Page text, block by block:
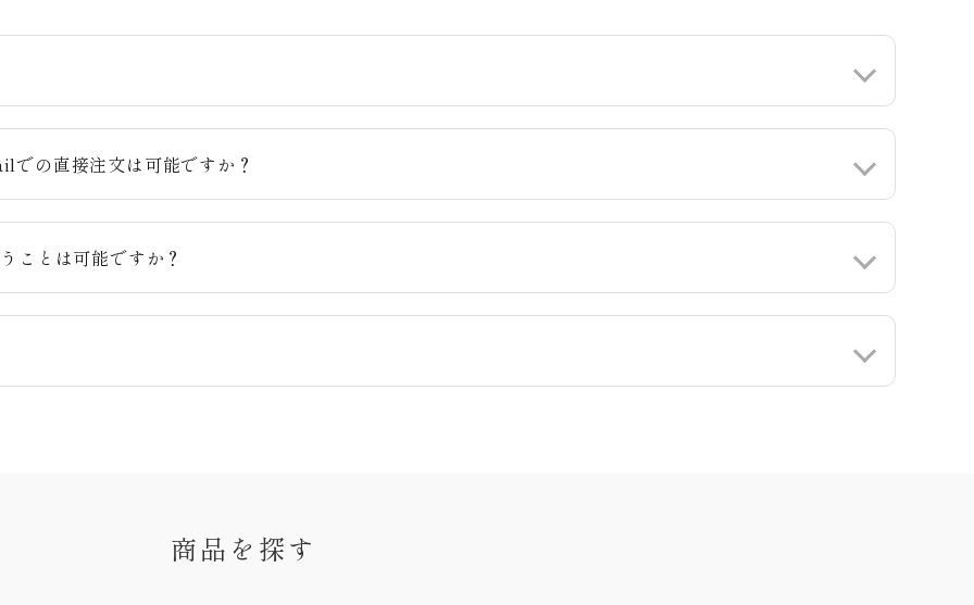
の直接注文は可能ですか？
ことは可能ですか？
商品を探す